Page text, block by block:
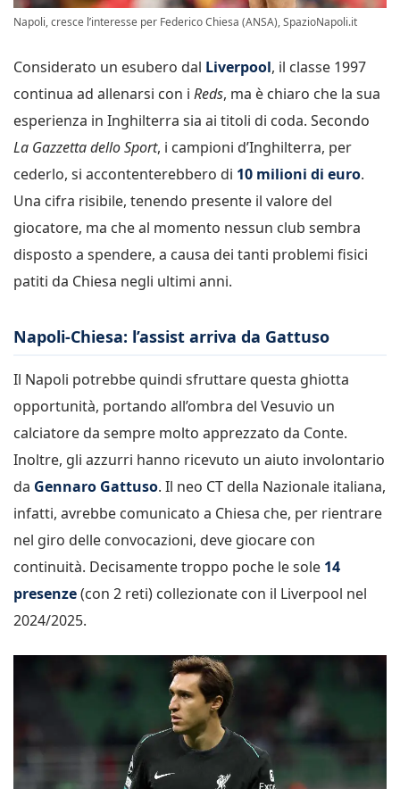
Napoli, cresce l’interesse per Federico Chiesa (ANSA), SpazioNapoli.it
Considerato un esubero dal Liverpool, il classe 1997
continua ad allenarsi con i Reds, ma è chiaro che la sua
esperienza in Inghilterra sia ai titoli di coda. Secondo
La Gazzetta dello Sport, i campioni d’Inghilterra, per
cederlo, si accontenterebbero di 10 milioni di euro.
Una cifra risibile, tenendo presente il valore del
giocatore, ma che al momento nessun club sembra
disposto a spendere, a causa dei tanti problemi fisici
patiti da Chiesa negli ultimi anni.
Napoli-Chiesa: l’assist arriva da Gattuso
Il Napoli potrebbe quindi sfruttare questa ghiotta
opportunità, portando all’ombra del Vesuvio un
calciatore da sempre molto apprezzato da Conte.
Inoltre, gli azzurri hanno ricevuto un aiuto involontario
da Gennaro Gattuso. Il neo CT della Nazionale italiana,
infatti, avrebbe comunicato a Chiesa che, per rientrare
nel giro delle convocazioni, deve giocare con
continuità. Decisamente troppo poche le sole 14
presenze(con 2 reti) collezionate con il Liverpool nel
2024/2025.